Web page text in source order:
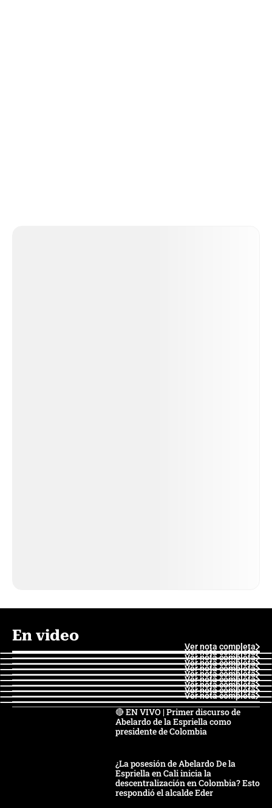
En video
Ver nota completa
Ver nota completa
Ver nota completa
Ver nota completa
Ver nota completa
Ver nota completa
Ver nota completa
Ver nota completa
Ver nota completa
Ver nota completa
🔴 EN VIVO | Primer discurso de
Abelardo de la Espriella como
presidente de Colombia
¿La posesión de Abelardo De la
Espriella en Cali inicia la
descentralización en Colombia? Esto
respondió el alcalde Eder